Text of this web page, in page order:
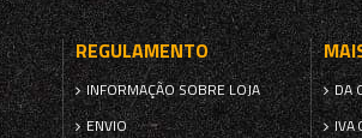
REGULAMENTO
INFORMAÇÃO SOBRE LOJA
ENVIO
DA
IVA